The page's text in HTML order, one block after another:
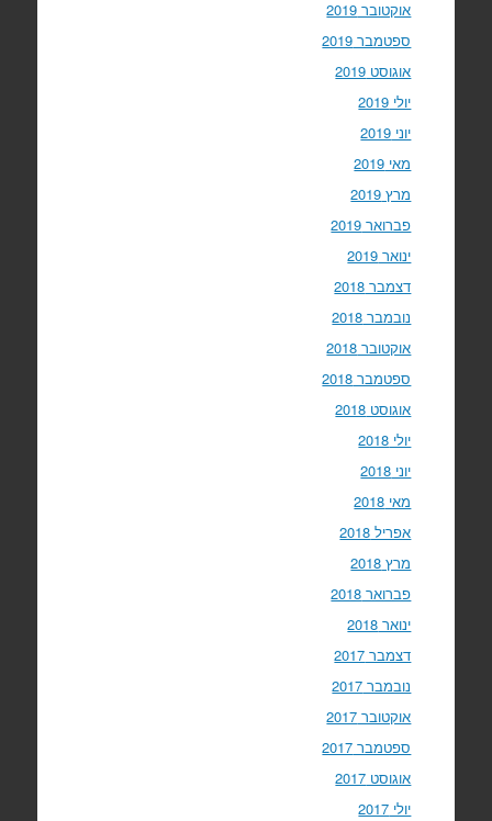
אוקטובר 2019
ספטמבר 2019
אוגוסט 2019
יולי 2019
יוני 2019
מאי 2019
מרץ 2019
פברואר 2019
ינואר 2019
דצמבר 2018
נובמבר 2018
אוקטובר 2018
ספטמבר 2018
אוגוסט 2018
יולי 2018
יוני 2018
מאי 2018
אפריל 2018
מרץ 2018
פברואר 2018
ינואר 2018
דצמבר 2017
נובמבר 2017
אוקטובר 2017
ספטמבר 2017
אוגוסט 2017
יולי 2017